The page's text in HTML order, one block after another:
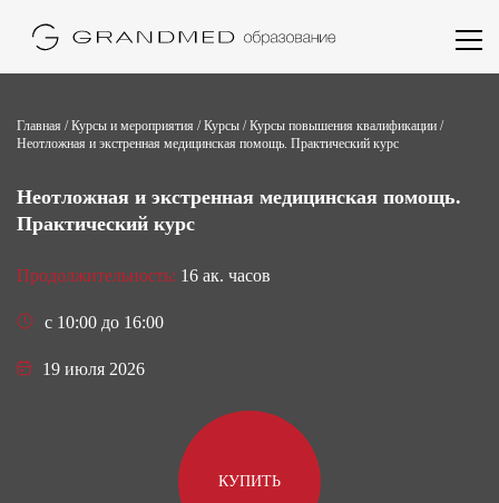
Главная /Курсы и мероприятия /Курсы /Курсы повышения квалификации /
Неотложная и экстренная медицинская помощь. Практический курс
Неотложная и экстренная медицинская помощь.
Практический курс
Продолжительность: 16 ак. часов
c 10:00 до 16:00
19 июля 2026
КУПИТЬ